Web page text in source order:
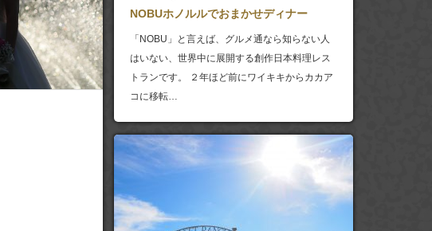
NOBUホノルルでおまかせディナー
「NOBU」と言えば、グルメ通なら知らない人
はいない、世界中に展開する創作日本料理レス
トランです。 ２年ほど前にワイキキからカカア
コに移転…